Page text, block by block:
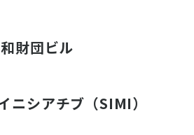
財団ビル
ニシアチブ（SIMI）